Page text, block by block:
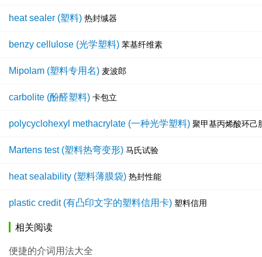
heat sealer (塑料) 热封缄器
benzy cellulose (光学塑料) 苯基纤维素
Mipolam (塑料专用名) 麦波郎
carbolite (酚醛塑料) 卡包立
polycyclohexyl methacrylate (一种光学塑料) 聚甲基丙烯酸环己
Martens test (塑料热弯变形) 马氏试验
heat sealability (塑料薄膜袋) 热封性能
plastic credit (有凸印文字的塑料信用卡) 塑料信用
相关阅读
便捷的介词用法大全